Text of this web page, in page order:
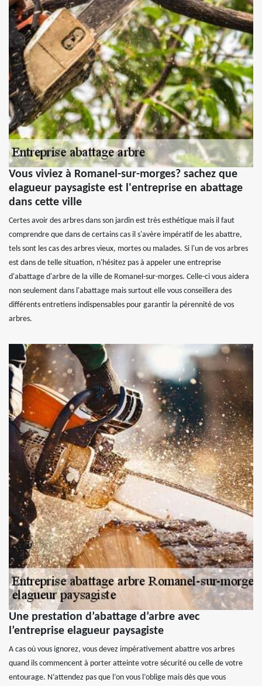
Vous viviez à Romanel-sur-morges? sachez que
elagueur paysagiste est l'entreprise en abattage
dans cette ville
Certes avoir des arbres dans son jardin est très esthétique mais il faut
comprendre que dans de certains cas il s'avère impératif de les abattre,
tels sont les cas des arbres vieux, mortes ou malades. Si l'un de vos arbres
est dans de telle situation, n'hésitez pas à appeler une entreprise
d'abattage d'arbre de la ville de Romanel-sur-morges. Celle-ci vous aidera
non seulement dans l'abattage mais surtout elle vous conseillera des
différents entretiens indispensables pour garantir la pérennité de vos
arbres.
Une prestation d’abattage d’arbre avec
l’entreprise elagueur paysagiste
A cas où vous ignorez, vous devez impérativement abattre vos arbres
quand ils commencent à porter atteinte votre sécurité ou celle de votre
entourage. N’attendez pas que l’on vous l’oblige mais dès que vous